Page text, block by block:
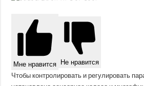
Мне нравится Не нравится
Чтобы контролировать и регулировать